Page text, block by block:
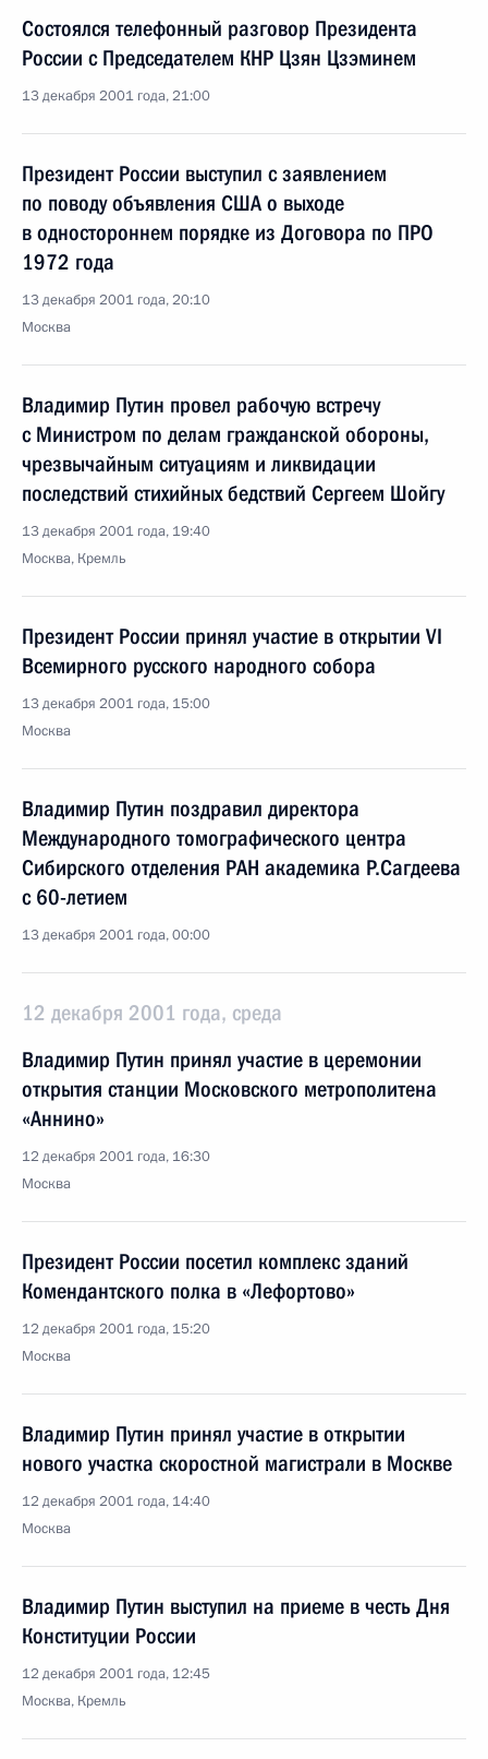
Состоялся телефонный разговор Президента
России с Председателем КНР Цзян Цзэминем
13 декабря 2001 года, 21:00
Президент России выступил с заявлением
по поводу объявления США о выходе
в одностороннем порядке из Договора по ПРО
1972 года
13 декабря 2001 года, 20:10
Москва
Владимир Путин провел рабочую встречу
с Министром по делам гражданской обороны,
чрезвычайным ситуациям и ликвидации
последствий стихийных бедствий Сергеем Шойгу
13 декабря 2001 года, 19:40
Москва, Кремль
Президент России принял участие в открытии VI
Всемирного русского народного собора
13 декабря 2001 года, 15:00
Москва
Владимир Путин поздравил директора
Международного томографического центра
Сибирского отделения РАН академика Р.Сагдеева
с 60-летием
13 декабря 2001 года, 00:00
12 декабря 2001 года, среда
Владимир Путин принял участие в церемонии
открытия станции Московского метрополитена
«Аннино»
12 декабря 2001 года, 16:30
Москва
Президент России посетил комплекс зданий
Комендантского полка в «Лефортово»
12 декабря 2001 года, 15:20
Москва
Владимир Путин принял участие в открытии
нового участка скоростной магистрали в Москве
12 декабря 2001 года, 14:40
Москва
Владимир Путин выступил на приеме в честь Дня
Конституции России
12 декабря 2001 года, 12:45
Москва, Кремль